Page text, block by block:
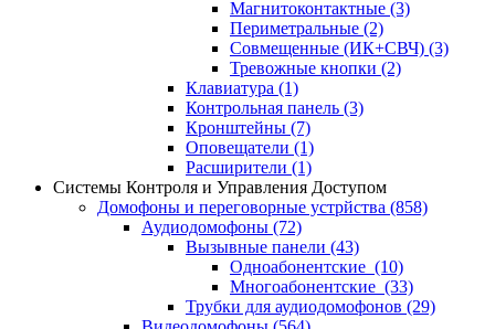
Магнитоконтактные (3)
Периметральные (2)
Совмещенные (ИК+СВЧ) (3)
Тревожные кнопки (2)
Клавиатура (1)
Контрольная панель (3)
Кронштейны (7)
Оповещатели (1)
Расширители (1)
Системы Контроля и Управления Доступом
Домофоны и переговорные устрйства (858)
Аудиодомофоны (72)
Вызывные панели (43)
Одноабонентские (10)
Многоабонентские (33)
Трубки для аудиодомофонов (29)